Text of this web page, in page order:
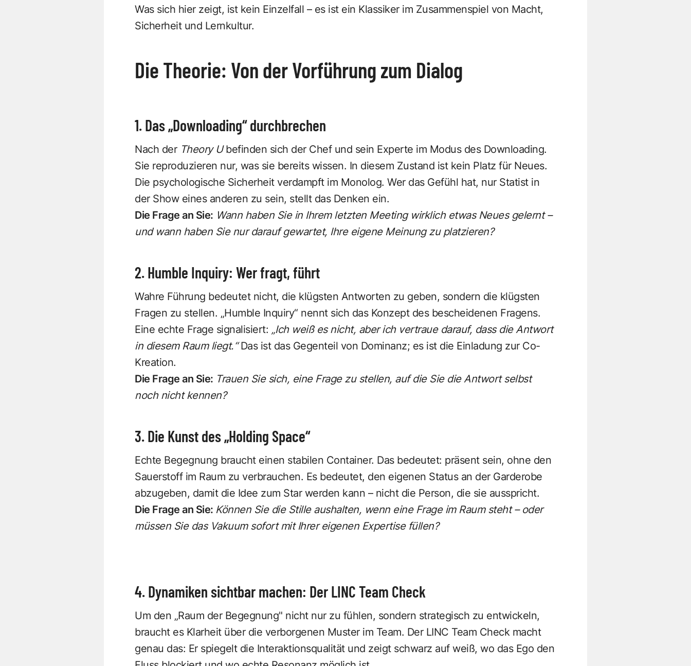
Was sich hier zeigt, ist kein Einzelfall – es ist ein Klassiker im Zusammenspiel von Macht,
Sicherheit und Lernkultur.
Die Theorie: Von der Vorführung zum Dialog
1. Das „Downloading“ durchbrechen
Nach der Theory Ubefinden sich der Chef und sein Experte im Modus des Downloading.
Sie reproduzieren nur, was sie bereits wissen. In diesem Zustand ist kein Platz für Neues.
Die psychologische Sicherheit verdampft im Monolog. Wer das Gefühl hat, nur Statist in
der Show eines anderen zu sein, stellt das Denken ein.
Die Frage an Sie: Wann haben Sie in Ihrem letzten Meeting wirklich etwas Neues gelernt –
und wann haben Sie nur darauf gewartet, Ihre eigene Meinung zu platzieren?
2. Humble Inquiry: Wer fragt, führt
Wahre Führung bedeutet nicht, die klügsten Antworten zu geben, sondern die klügsten
Fragen zu stellen. „Humble Inquiry“ nennt sich das Konzept des bescheidenen Fragens.
Eine echte Frage signalisiert: „Ich weiß es nicht, aber ich vertraue darauf, dass die Antwort
in diesem Raum liegt.“Das ist das Gegenteil von Dominanz; es ist die Einladung zur Co-
Kreation.
Die Frage an Sie: Trauen Sie sich, eine Frage zu stellen, auf die Sie die Antwort selbst
noch nicht kennen?
3. Die Kunst des „Holding Space“
Echte Begegnung braucht einen stabilen Container. Das bedeutet: präsent sein, ohne den
Sauerstoff im Raum zu verbrauchen. Es bedeutet, den eigenen Status an der Garderobe
abzugeben, damit die Idee zum Star werden kann – nicht die Person, die sie ausspricht.
Die Frage an Sie: Können Sie die Stille aushalten, wenn eine Frage im Raum steht – oder
müssen Sie das Vakuum sofort mit Ihrer eigenen Expertise füllen?
4. Dynamiken sichtbar machen: Der LINC Team Check
Um den „Raum der Begegnung" nicht nur zu fühlen, sondern strategisch zu entwickeln,
braucht es Klarheit über die verborgenen Muster im Team. Der LINC Team Check macht
genau das: Er spiegelt die Interaktionsqualität und zeigt schwarz auf weiß, wo das Ego den